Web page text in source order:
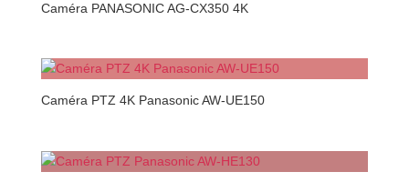
Caméra PANASONIC AG-CX350 4K
Caméra PTZ 4K Panasonic AW-UE150